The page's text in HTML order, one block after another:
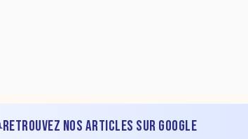
RETROUVEZ NOS ARTICLES SUR GOOGLE